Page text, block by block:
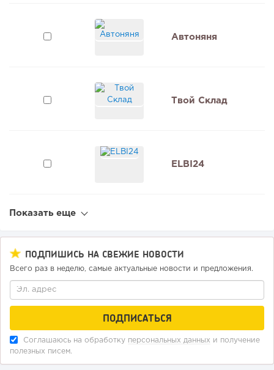
Автоняня
Твой Склад
ELBI24
Показать еще
ПОДПИШИСЬ НА СВЕЖИЕ НОВОСТИ
Всего раз в неделю, самые актуальные новости и предложения.
Соглашаюсь на обработку персональных данных и получение
полезных писем.